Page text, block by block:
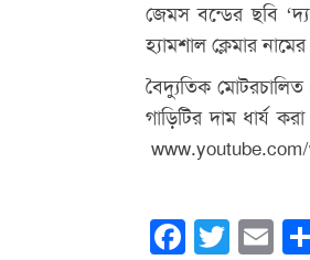
জেমস বন্ডের ছবি
হ্যামশাল ক্লেমার নামের
বৈদ্যুতিক মোটরচালিত
গাড়িটির দাম ধার্য
Facebook
Twitter Email